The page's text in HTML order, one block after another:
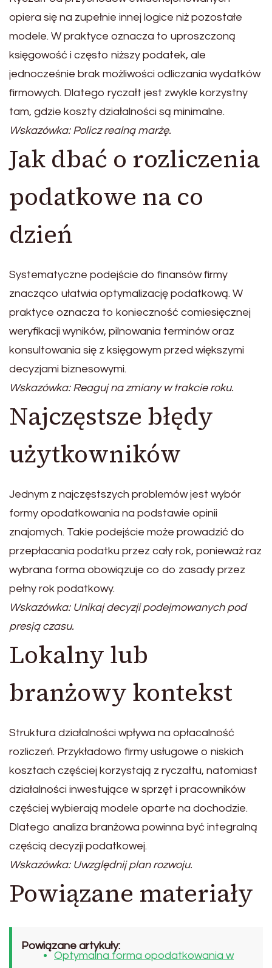
opiera się na zupełnie innej logice niż pozostałe
modele. W praktyce oznacza to uproszczoną
księgowość i często niższy podatek, ale
jednocześnie brak możliwości odliczania wydatków
firmowych. Dlatego ryczałt jest zwykle korzystny
tam, gdzie koszty działalności są minimalne.
Wskazówka: Policz realną marżę.
Jak dbać o rozliczenia
podatkowe na co
dzień
Systematyczne podejście do finansów firmy
znacząco ułatwia optymalizację podatkową. W
praktyce oznacza to konieczność comiesięcznej
weryfikacji wyników, pilnowania terminów oraz
konsultowania się z księgowym przed większymi
decyzjami biznesowymi.
Wskazówka: Reaguj na zmiany w trakcie roku.
Najczęstsze błędy
użytkowników
Jednym z najczęstszych problemów jest wybór
formy opodatkowania na podstawie opinii
znajomych. Takie podejście może prowadzić do
przepłacania podatku przez cały rok, ponieważ raz
wybrana forma obowiązuje co do zasady przez
pełny rok podatkowy.
Wskazówka: Unikaj decyzji podejmowanych pod
presją czasu.
Lokalny lub
branżowy kontekst
Struktura działalności wpływa na opłacalność
rozliczeń. Przykładowo firmy usługowe o niskich
kosztach częściej korzystają z ryczałtu, natomiast
działalności inwestujące w sprzęt i pracowników
częściej wybierają modele oparte na dochodzie.
Dlatego analiza branżowa powinna być integralną
częścią decyzji podatkowej.
Wskazówka: Uwzględnij plan rozwoju.
Powiązane materiały
Powiązane artykuły:
Optymalna forma opodatkowania w